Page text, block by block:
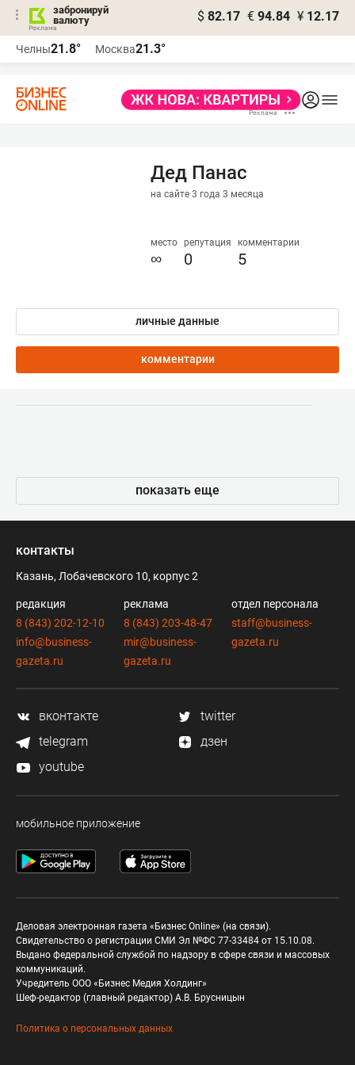
забронируй
валюту
$ 82.17 € 94.84 ¥ 12.17
Челны21.8° Москва21.3°
Дед Панас
на сайте 3 года 3 месяца
место
∞
репутация
0
комментарии
5
личные данные
комментарии
показать еще
контакты
Казань, Лобачевского 10, корпус 2
редакция
8 (843) 202-12-10
info@business-
gazeta.ru
реклама
8 (843) 203-48-47
mir@business-
gazeta.ru
отдел персонала
staff@business-
gazeta.ru
вконтакте
twitter
telegram
дзен
youtube
мобильное приложение
Деловая электронная газета «Бизнес Online» (на связи).
Свидетельство о регистрации СМИ Эл №ФС 77-33484 от 15.10.08.
Выдано федеральной службой по надзору в сфере связи и массовых
коммуникаций.
Учредитель ООО «Бизнес Медия Холдинг»
Шеф-редактор (главный редактор) А.В. Брусницын
Политика о персональных данных